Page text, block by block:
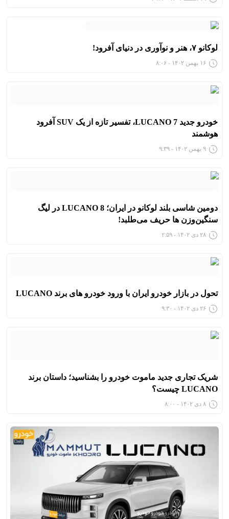
لوکانو ۷، هنر و نوآوری در دنیای آفرود!
۱۶ بهمن ۱۴۰۲ - ۸:۰۶
خودرو جدید LUCANO 7، تفسیر تازه از یک SUV آفرود
هوشمند
۹ بهمن ۱۴۰۲ - ۹:۳۹
دومین شاسی بلند لوکانو در ایران؛ LUCANO 8 در لیگ
سنگین‌وزن ها حریف می‌طلبد!
۲۸ دی ۱۴۰۲ - ۲:۵۹
تحول در بازار خودرو ایران با ورود خودرو های برند LUCANO
۲۶ دی ۱۴۰۲ - ۹:۳۰
شریک تجاری جدید ماموت خودرو را بشناسید؛ داستان برند
LUCANO چیست؟
۸ دی ۱۴۰۲ - ۸:۰۰